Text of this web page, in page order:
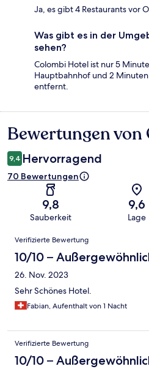
Ja, es gibt 4 Restaurants vor
Was gibt es in der
sehen?
Colombi Hotel ist nur 5
Hauptbahnhof und 2
entfernt.
Bewertungen
Bewertungen
9,4 Hervorragend
70 Bewertungen
9,8
Sauberkeit
9,6
Lage
Bewertungen
Verifizierte Bewertung
10/10 –
26. Nov. 2023
Sehr Schönes Hotel.
Fabian, Aufenthalt von 1 Nacht
Verifizierte Bewertung
10/10 –